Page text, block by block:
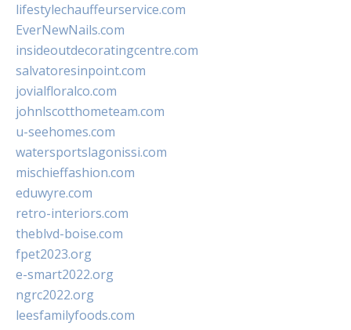
lifestylechauffeurservice.com
EverNewNails.com
insideoutdecoratingcentre.com
salvatoresinpoint.com
jovialfloralco.com
johnlscotthometeam.com
u-seehomes.com
watersportslagonissi.com
mischieffashion.com
eduwyre.com
retro-interiors.com
theblvd-boise.com
fpet2023.org
e-smart2022.org
ngrc2022.org
leesfamilyfoods.com